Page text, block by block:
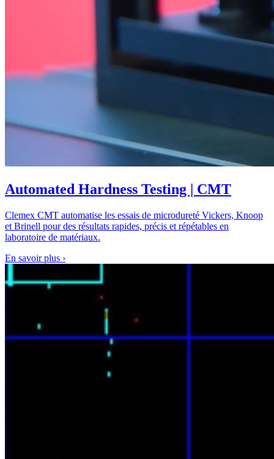
Automated Hardness Testing | CMT
Clemex CMT automatise les essais de microdureté Vickers, Knoop
et Brinell pour des résultats rapides, précis et répétables en
laboratoire de matériaux.
En savoir plus ›